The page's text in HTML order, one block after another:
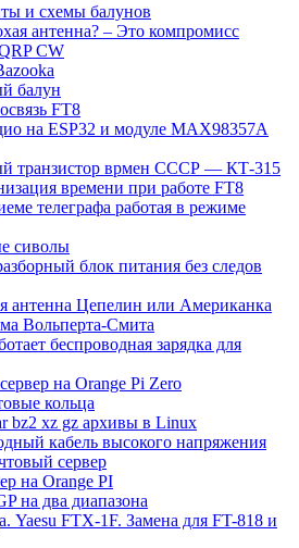
и схемы балунов
антенна? – Это компромисс
CW
балун
FT8
на ESP32 и модуле MAX98357A
транзистор врмен СССР — КТ-315
времени при работе FT8
телеграфа работая в режиме
сиволы
блок питания без следов
антенна Цепелин или Американка
Вольперта-Смита
беспроводная зарядка для
на Orange Pi Zero
кольца
bz2 xz gz архивы в Linux
кабель высокого напряжения
сервер
на Orange PI
на два диапазона
Yaesu FTX-1F. Замена для FT-818 и